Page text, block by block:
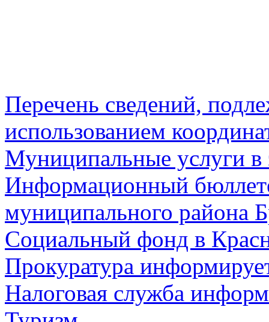
Перечень сведений,
использованием
Муниципальные услуги в
Информационный
муниципального района
Социальный фонд в
Прокуратура
Налоговая служба